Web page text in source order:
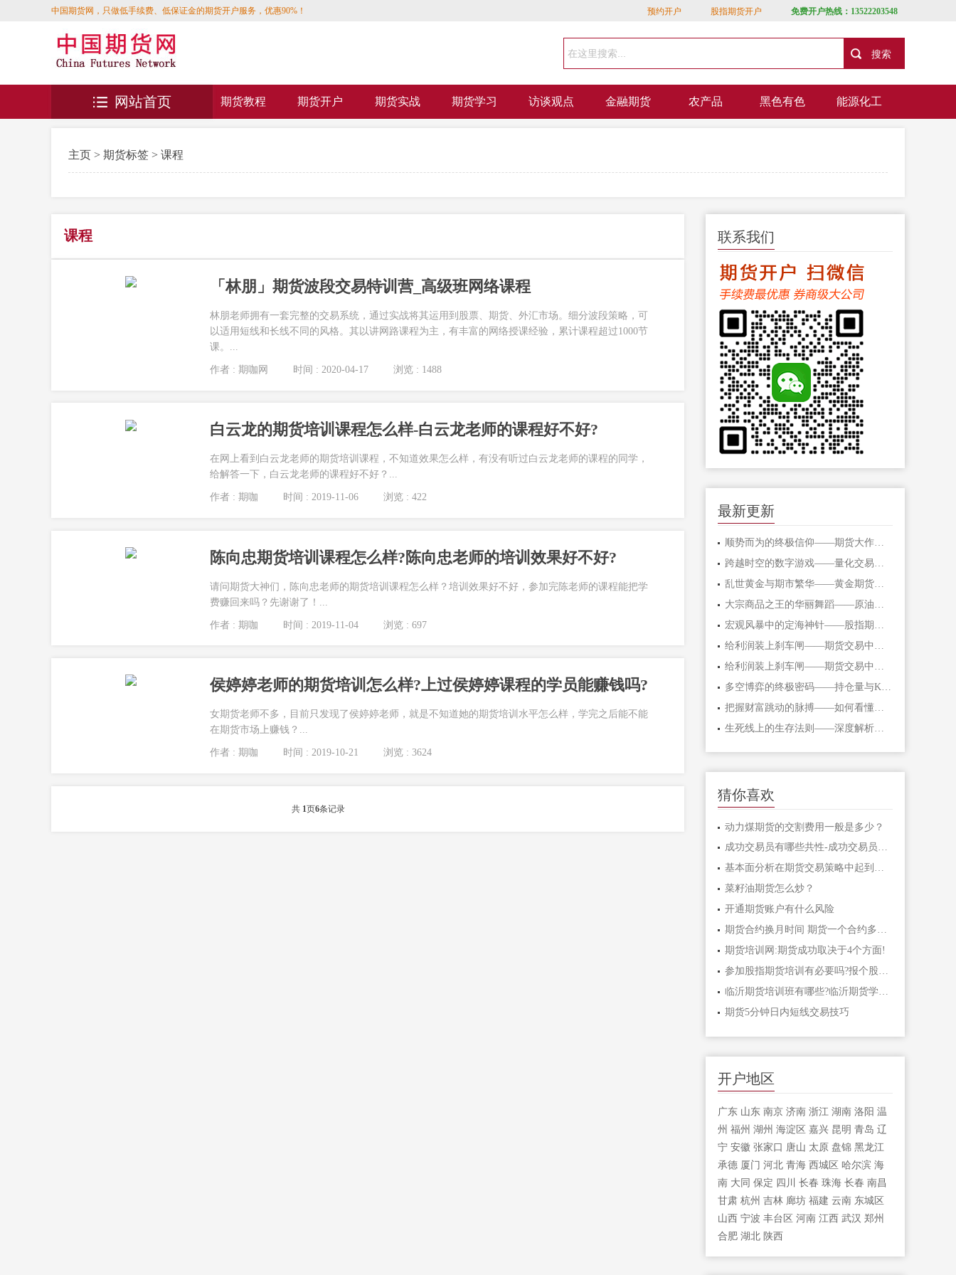
中国期货网，只做低手续费、低保证金的期货开户服务，优惠90%！ 预约开户 股指期货开户 免费开户热线：13522203548
期货教程 期货开户 期货实战 期货学习 访谈观点 金融期货 农产品 黑色有色 能源化工
网站首页
主页 > 期货标签 > 课程
课程
「林朋」期货波段交易特训营_高级班网络课程
林朋老师拥有一套完整的交易系统，通过实战将其运用到股票、期货、外汇市场。细分波段策略，可
以适用短线和长线不同的风格。其以讲网路课程为主，有丰富的网络授课经验，累计课程超过1000节
课。...
作者 : 期咖网 时间 : 2020-04-17 浏览 : 1488
白云龙的期货培训课程怎么样-白云龙老师的课程好不好?
在网上看到白云龙老师的期货培训课程，不知道效果怎么样，有没有听过白云龙老师的课程的同学，
给解答一下，白云龙老师的课程好不好？...
作者 : 期咖 时间 : 2019-11-06 浏览 : 422
陈向忠期货培训课程怎么样?陈向忠老师的培训效果好不好?
请问期货大神们，陈向忠老师的期货培训课程怎么样？培训效果好不好，参加完陈老师的课程能把学
费赚回来吗？先谢谢了！...
作者 : 期咖 时间 : 2019-11-04 浏览 : 697
侯婷婷老师的期货培训怎么样?上过侯婷婷课程的学员能赚钱吗?
女期货老师不多，目前只发现了侯婷婷老师，就是不知道她的期货培训水平怎么样，学完之后能不能
在期货市场上赚钱？...
作者 : 期咖 时间 : 2019-10-21 浏览 : 3624
共 1页6条记录
联系我们
最新更新
顺势而为的终极信仰——期货大作手的修
跨越时空的数字游戏——量化交易在期货
乱世黄金与期市繁华——黄金期货的避险
大宗商品之王的华丽舞蹈——原油期货的
宏观风暴中的定海神针——股指期货的对
给利润装上刹车闸——期货交易中不可逾
把握财富跳动的脉搏——如何看懂期货主
生死线上的生存法则——深度解析期货爆
猜你喜欢
动力煤期货的交割费用一般是多少？
成功交易员有哪些共性-成功交易员应该具
基本面分析在期货交易策略中起到什么作
菜籽油期货怎么炒？
开通期货账户有什么风险
期货合约换月时间 期货一个合约多长时间
期货培训网:期货成功取决于4个方面!
参加股指期货培训有必要吗?报个股指期货
临沂期货培训班有哪些?临沂期货学习课程
期货5分钟日内短线交易技巧
开户地区
广东 山东 南京 济南 浙江 湖南 洛阳 温
州 福州 湖州 海淀区 嘉兴 昆明 青岛 辽
宁 安徽 张家口 唐山 太原 盘锦 黑龙江
承德 厦门 河北 青海 西城区 哈尔滨 海
南 大同 保定 四川 长春 珠海 长春 南昌
甘肃 杭州 吉林 廊坊 福建 云南 东城区
山西 宁波 丰台区 河南 江西 武汉 郑州
合肥 湖北 陕西